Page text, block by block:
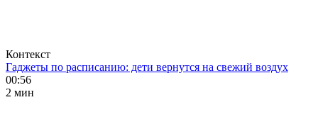
Контекст
Гаджеты по расписанию: дети вернутся на свежий воздух
00:56
2 мин